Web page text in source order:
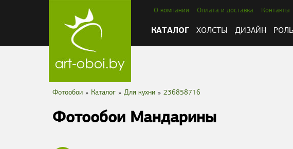
О компании Оплата и доставка Контакты
КАТАЛОГ ХОЛСТЫ ДИЗАЙН
Фотообои » Каталог » Для кухни » 236858716
Фотообои Мандарины